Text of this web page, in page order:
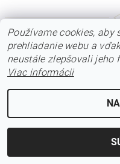
Používame cookies, aby
prehliadanie webu a
neustále zlepšovali jeho
Viac informácii